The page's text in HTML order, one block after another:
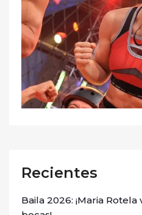
Recientes
Baila 2026: ¡Maria